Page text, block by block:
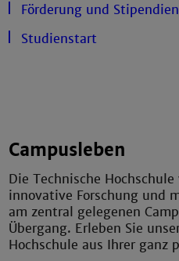
Förderung und Stipendien
Studienstart
Campusleben
Die Technische
innovative Forschung und
am zentral gelegenen
Übergang. Erleben Sie
Hochschule aus Ihrer ganz